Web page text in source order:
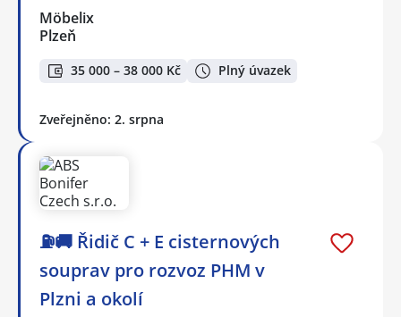
Möbelix
Plzeň
35 000 – 38 000 Kč Plný úvazek
Zveřejněno: 2. srpna
⛽🚚 Řidič C + E cisternových
souprav pro rozvoz PHM v
Plzni a okolí